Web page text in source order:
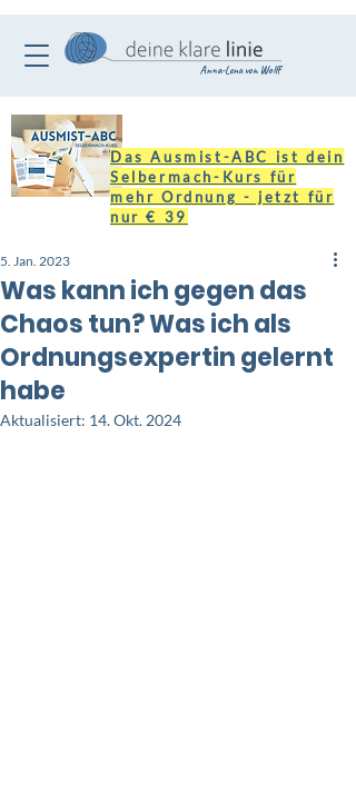
Anna-Lena von Wolff
Das Ausmist-ABC ist dein
Selbermach-Kurs für
mehr Ordnung - jetzt für
nur € 39
Was kann ich gegen das
Chaos tun? Was ich als
Ordnungsexpertin gelernt
habe
5. Jan. 2023
Aktualisiert: 14. Okt. 2024